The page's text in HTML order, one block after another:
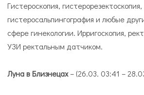
Гистероскопия, гистерорезектоскопия,
гистеросальпингография и любые
сфере гинекологии. Ирригоскопия,
УЗИ ректальным датчиком.
Луна в Близнецах– (26.03. 03:41 –